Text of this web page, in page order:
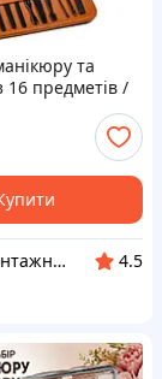
та
16 предметів /
16 в 1 з
сталі у футлярі
Торгово-монтажна компанія "BigBud"
4.5